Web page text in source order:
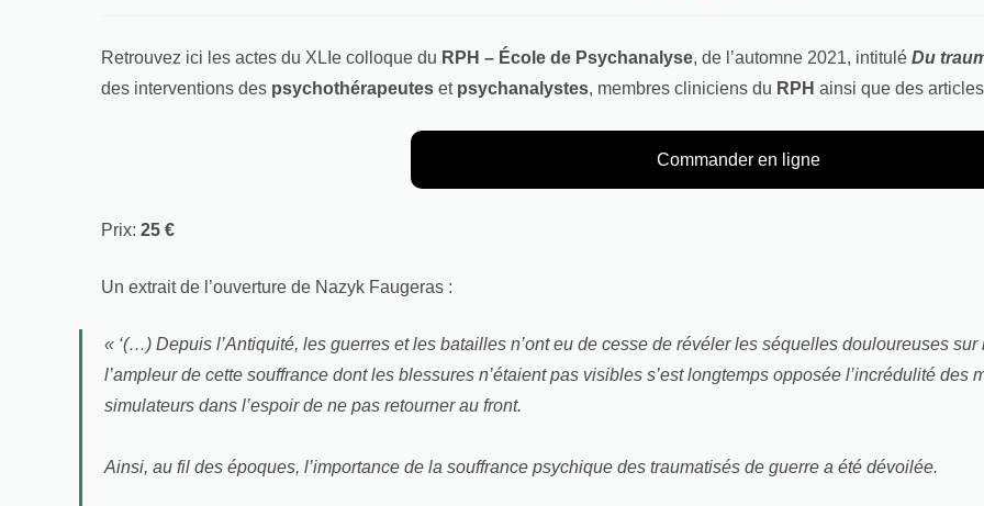
Retrouvez ici les actes du XLIe colloque du RPH – École de Psychanalyse, de l’automne 2021, intitulé Du
des interventions des psychothérapeutes et psychanalystes, membres cliniciens du RPH ainsi que des
Commander en ligne
Prix: 25 €
Un extrait de l’ouverture de Nazyk Faugeras :
« ‘(…) Depuis l’Antiquité, les guerres et les batailles n’ont eu de cesse de révéler les séquelles douloureuses
l’ampleur de cette souffrance dont les blessures n’étaient pas visibles s’est longtemps opposée l’incrédulité
simulateurs dans l’espoir de ne pas retourner au front.
Ainsi, au fil des époques, l’importance de la souffrance psychique des traumatisés de guerre a été dévoilée.